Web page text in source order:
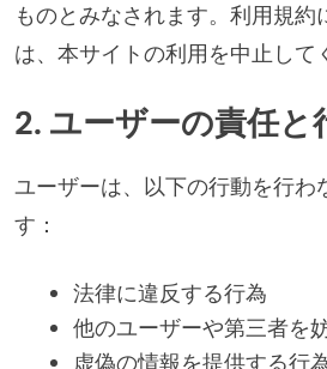
ものとみなされます。利用規約
は、本サイトの利用を中止して
2. ユーザーの責任と
ユーザーは、以下の行動を行わ
す：
法律に違反する行為
他のユーザーや第三者を
虚偽の情報を提供する行